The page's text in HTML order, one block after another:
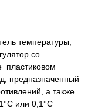
температуры,
со
пластиковом
предназначенный
а также
или 0,1°С